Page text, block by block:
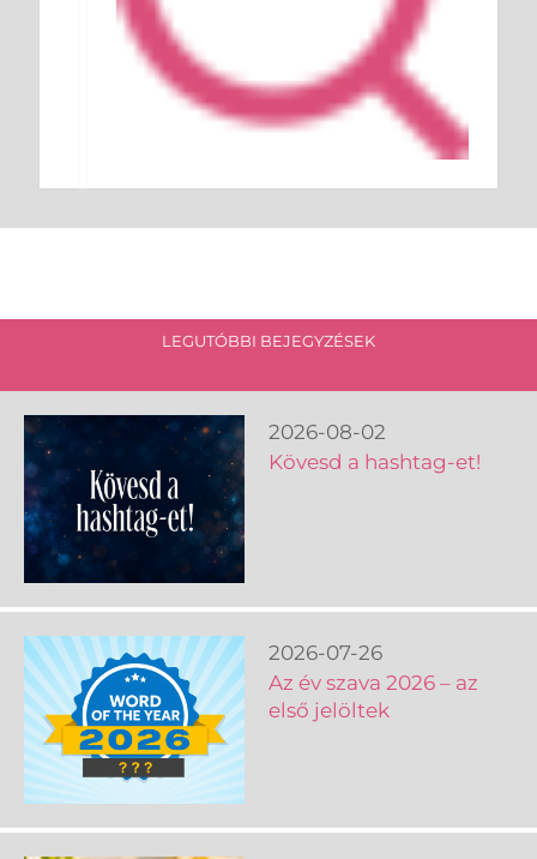
LEGUTÓBBI BEJEGYZÉSEK
2026-08-02
Kövesd a hashtag-et!
2026-07-26
Az év szava 2026 – az
első jelöltek